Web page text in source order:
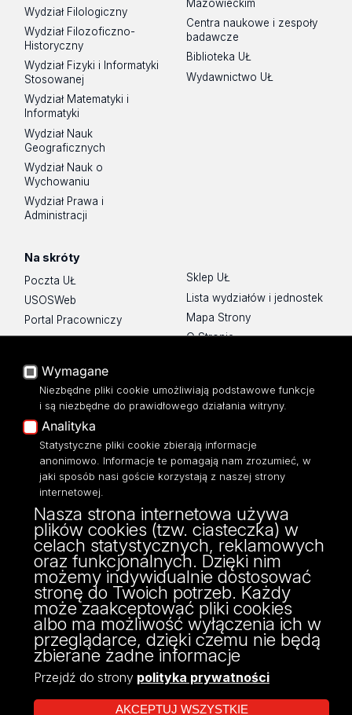
Wydział Filologiczny
Wydział Filozoficzno-
Historyczny
Wydział Fizyki i Informatyki
Stosowanej
Wydział Matematyki i
Informatyki
Wydział Nauk
Geograficznych
Wydział Nauk o
Wychowaniu
Wydział Prawa i
Administracji
Mazowieckim
Centra naukowe i zespoły
badawcze
Biblioteka UŁ
Wydawnictwo UŁ
Na skróty
Poczta UŁ
USOSWeb
Portal Pracowniczy
Baza Aktów Własnych
Moodle
Eksperci UŁ
Polityka Prywatności
Dostępność
Sklep UŁ
Lista wydziałów i jednostek
Mapa Strony
O Stronie
ul. Narutowicza 68, 90-136 Łódź
NIP: 724 000 32 43
Adres do doręczeń elektronicznych (ADE):
AE:PL-74796-17640-IHHIV-17
KONTAKT
Wymagane
Niezbędne pliki cookie umożliwiają podstawowe funkcje
i są niezbędne do prawidłowego działania witryny.
Analityka
Statystyczne pliki cookie zbierają informacje
anonimowo. Informacje te pomagają nam zrozumieć, w
jaki sposób nasi goście korzystają z naszej strony
internetowej.
Nasza strona internetowa używa
plików cookies (tzw. ciasteczka) w
celach statystycznych, reklamowych
oraz funkcjonalnych. Dzięki nim
możemy indywidualnie dostosować
stronę do Twoich potrzeb. Każdy
może zaakceptować pliki cookies
albo ma możliwość wyłączenia ich w
przeglądarce, dzięki czemu nie będą
zbierane żadne informacje
Przejdź do strony polityka prywatności
AKCEPTUJ WSZYSTKIE